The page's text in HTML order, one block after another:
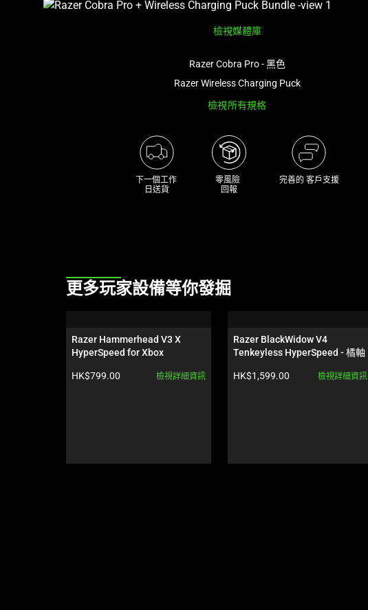
檢視媒體庫
Razer Cobra Pro - 黑色
Razer Wireless Charging Puck
檢視所有規格
下一個工作
日送貨
零風險
回報
完善的 客戶支援
This
carousel.
Use
and
or
更多玩家設備等你發掘
Razer Hammerhead V3 X
HyperSpeed for Xbox
產品價格:
HK$799.00 檢視詳細資訊
Razer BlackWidow V4
Tenkeyless HyperSpeed - 橘軸
產品價格:
HK$1,599.00 檢視詳細資訊